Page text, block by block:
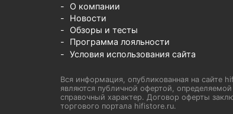
О компании
Новости
Обзоры и тесты
Программа лояльности
Условия использования сайта
Вся информация, опубликованная на сайте
являются публичной офертой,
справочный характер. Договор оферты
торгового портала hifistore.ru.